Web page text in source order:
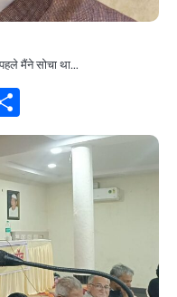
सोचा था…